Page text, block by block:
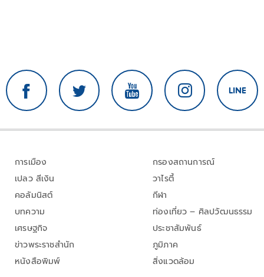
การเมือง
เปลว สีเงิน
คอลัมนิสต์
บทความ
เศรษฐกิจ
ข่าวพระราชสำนัก
หนังสือพิมพ์
กรองสถานการณ์
วาไรตี้
กีฬา
ท่องเที่ยว – ศิลปวัฒนธรรม
ประชาสัมพันธ์
ภูมิภาค
สิ่งแวดล้อม